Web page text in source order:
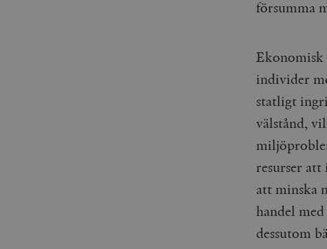
försumma
individer
statligt
välstånd,
resurser
att minska
handel
dessutom